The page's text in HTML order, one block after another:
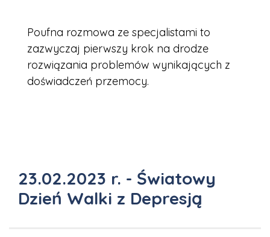
Poufna rozmowa ze specjalistami to
zazwyczaj pierwszy krok na drodze
rozwiązania problemów wynikających z
doświadczeń przemocy.
23.02.2023 r. - Światowy
Dzień Walki z Depresją